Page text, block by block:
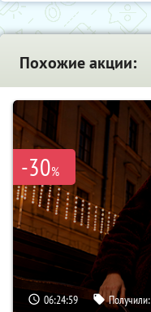
Похожие акции:
-30%
06:24:58 Получили: